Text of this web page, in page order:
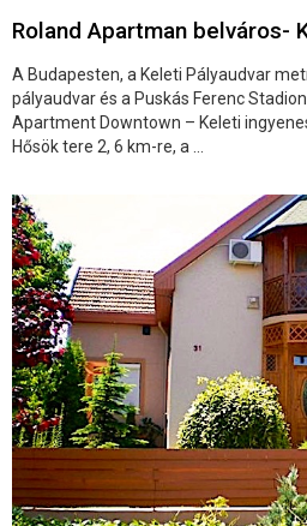
Roland Apartman belváros-
A Budapesten, a Keleti Pályaudvar
pályaudvar és a Puskás Ferenc
Apartment Downtown – Keleti
Hősök tere 2, 6 km-re, a ...